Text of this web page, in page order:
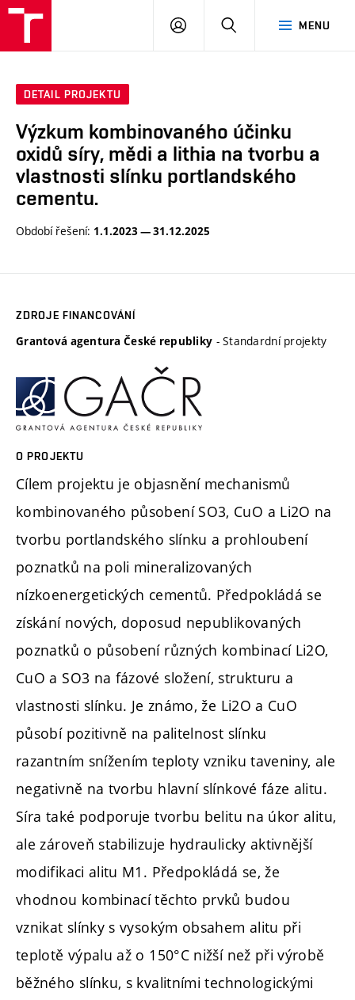
MENU
PŘIHLÁSIT
DETAIL PROJEKTU
Výzkum kombinovaného účinku
oxidů síry, mědi a lithia na tvorbu a
vlastnosti slínku portlandského
cementu.
Období řešení: 1.1.2023 — 31.12.2025
ZDROJE FINANCOVÁNÍ
Grantová agentura České republiky - Standardní projekty
O PROJEKTU
Cílem projektu je objasnění mechanismů
kombinovaného působení SO3, CuO a Li2O na
tvorbu portlandského slínku a prohloubení
poznatků na poli mineralizovaných
nízkoenergetických cementů. Předpokládá se
získání nových, doposud nepublikovaných
poznatků o působení různých kombinací Li2O,
CuO a SO3 na fázové složení, strukturu a
vlastnosti slínku. Je známo, že Li2O a CuO
působí pozitivně na palitelnost slínku
razantním snížením teploty vzniku taveniny, ale
negativně na tvorbu hlavní slínkové fáze alitu.
Síra také podporuje tvorbu belitu na úkor alitu,
ale zároveň stabilizuje hydraulicky aktivnější
modifikaci alitu M1. Předpokládá se, že
vhodnou kombinací těchto prvků budou
vznikat slínky s vysokým obsahem alitu při
teplotě výpalu až o 150°C nižší než při výrobě
běžného slínku, s kvalitními technologickými